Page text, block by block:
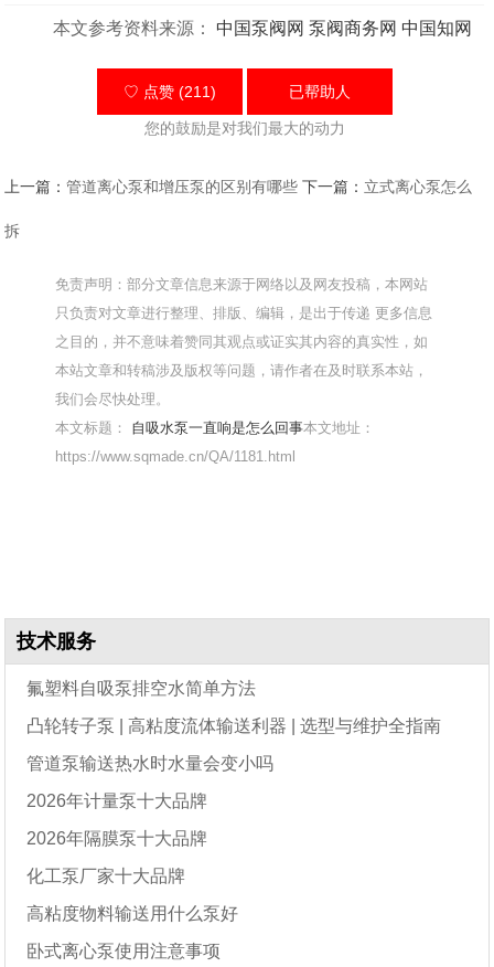
本文参考资料来源： 中国泵阀网 泵阀商务网 中国知网
♡ 点赞 (211) 已帮助 人
您的鼓励是对我们最大的动力
上一篇：管道离心泵和增压泵的区别有哪些 下一篇： 立式离心泵怎么
拆
免责声明：部分文章信息来源于网络以及网友投稿，本网站
只负责对文章进行整理、排版、编辑，是出于传递 更多信息
之目的，并不意味着赞同其观点或证实其内容的真实性，如
本站文章和转稿涉及版权等问题，请作者在及时联系本站，
我们会尽快处理。
本文标题： 自吸水泵一直响是怎么回事本文地址：
https://www.sqmade.cn/QA/1181.html
技术服务
氟塑料自吸泵排空水简单方法
凸轮转子泵 | 高粘度流体输送利器 | 选型与维护全指南
管道泵输送热水时水量会变小吗
2026年计量泵十大品牌
2026年隔膜泵十大品牌
化工泵厂家十大品牌
高粘度物料输送用什么泵好
卧式离心泵使用注意事项